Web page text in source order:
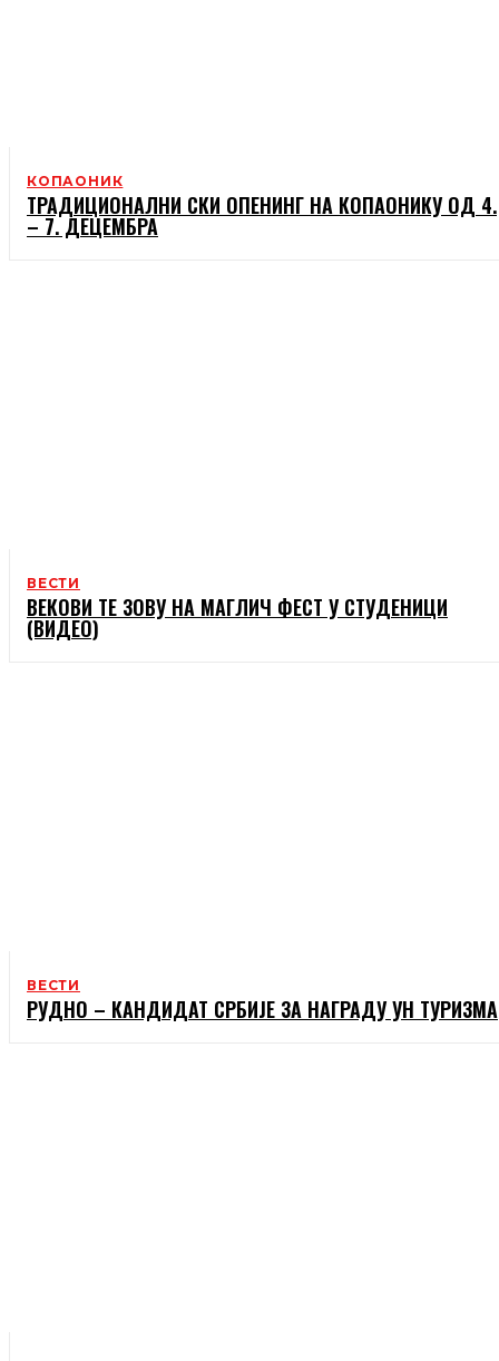
КОПАОНИК
ТРАДИЦИОНАЛНИ СКИ ОПЕНИНГ НА КОПАОНИКУ ОД 4.
– 7. ДЕЦЕМБРА
ВЕСТИ
ВЕКОВИ ТЕ ЗОВУ НА МАГЛИЧ ФЕСТ У СТУДЕНИЦИ
(ВИДЕО)
ВЕСТИ
РУДНО – КАНДИДАТ СРБИЈЕ ЗА НАГРАДУ УН ТУРИЗМА